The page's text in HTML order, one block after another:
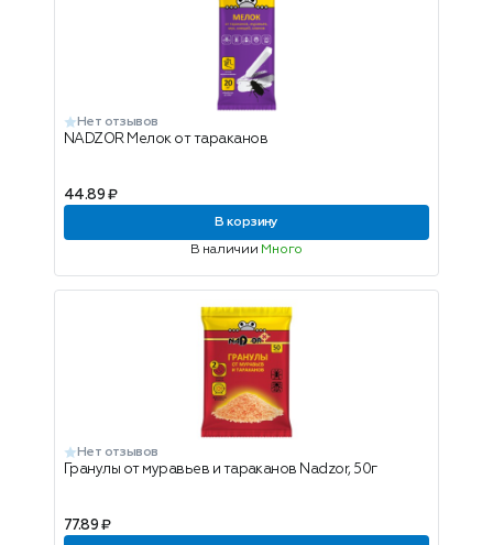
Нет отзывов
NADZOR Мелок от тараканов
44.89 ₽
В корзину
В наличии Много
Нет отзывов
Гранулы от муравьев и тараканов Nadzor, 50г
77.89 ₽